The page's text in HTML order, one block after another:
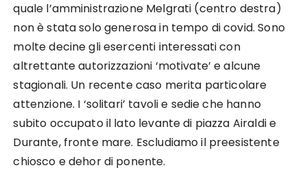
quale l’amministrazione Melgrati (centro destra)
non è stata solo generosa in tempo di covid. Sono
molte decine gli esercenti interessati con
altrettante autorizzazioni ‘motivate’ e alcune
stagionali. Un recente caso merita particolare
attenzione. I ‘solitari’ tavoli e sedie che hanno
subito occupato il lato levante di piazza Airaldi e
Durante, fronte mare. Escludiamo il preesistente
chiosco e dehor di ponente.